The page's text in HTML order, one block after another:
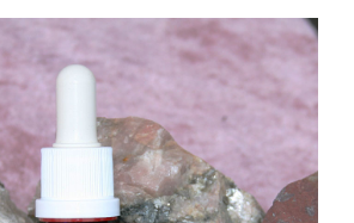
flere
Alternativene
velges
på
produktsiden